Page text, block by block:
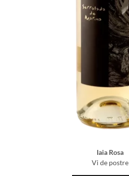
Iaia Rosa
Vi de postre